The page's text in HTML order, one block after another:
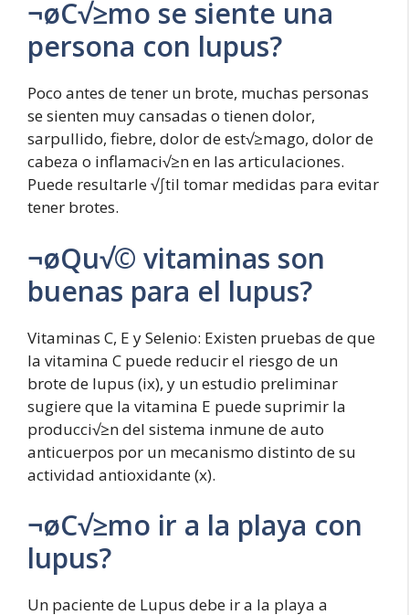
¬øC√≥mo se siente una
persona con lupus?
Poco antes de tener un brote, muchas personas
se sienten muy cansadas o tienen dolor,
sarpullido, fiebre, dolor de est√≥mago, dolor de
cabeza o inflamaci√≥n en las articulaciones.
Puede resultarle √∫til tomar medidas para evitar
tener brotes.
¬øQu√© vitaminas son
buenas para el lupus?
Vitaminas C, E y Selenio: Existen pruebas de que
la vitamina C puede reducir el riesgo de un
brote de lupus (ix), y un estudio preliminar
sugiere que la vitamina E puede suprimir la
producci√≥n del sistema inmune de auto
anticuerpos por un mecanismo distinto de su
actividad antioxidante (x).
¬øC√≥mo ir a la playa con
lupus?
Un paciente de Lupus debe ir a la playa a